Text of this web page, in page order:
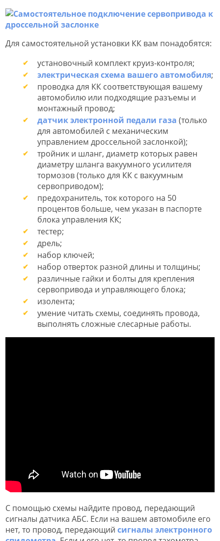
Для самостоятельной установки КК вам понадобятся:
установочный комплект круиз-контроля;
электрическая схема вашего автомобиля;
проводка для КК соответствующая вашему
автомобилю или подходящие разъемы и
монтажный провод;
датчик электронной педали газа (только
для автомобилей с механическим
управлением дроссельной заслонкой);
тройник и шланг, диаметр которых равен
диаметру шланга вакуумного усилителя
тормозов (только для КК с вакуумным
сервоприводом);
предохранитель, ток которого на 50
процентов больше, чем указан в паспорте
блока управления КК;
тестер;
дрель;
набор ключей;
набор отверток разной длины и толщины;
различные гайки и болты для крепления
сервопривода и управляющего блока;
изолента;
умение читать схемы, соединять провода,
выполнять сложные слесарные работы.
С помощью схемы найдите провод, передающий
сигналы датчика АБС. Если на вашем автомобиле его
нет, то провод, передающий сигналы электронного